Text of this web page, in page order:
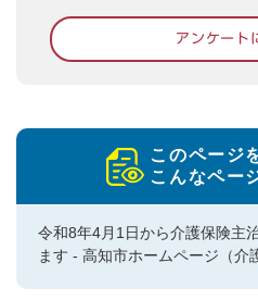
アンケート
このページ
こんなペー
令和8年4月1日から介護保険主
ます - 高知市ホームページ（介